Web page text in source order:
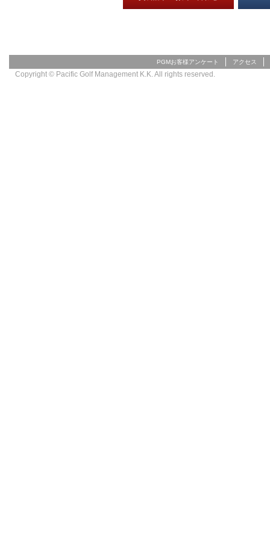
PGMお客様アンケート アクセス
Copyright © Pacific Golf Management K.K. All rights reserved.